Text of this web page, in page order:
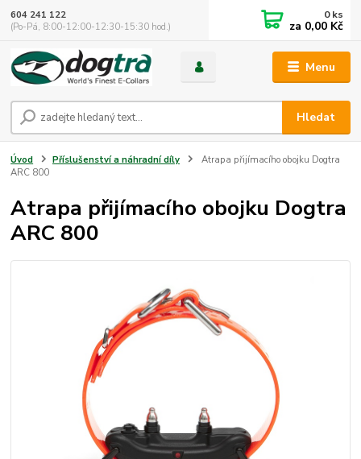
Menu
Hledat
604 241 122
(Po-Pá, 8:00-12:00-12:30-15:30 hod.)
0ks
za 0,00 Kč
Úvod Příslušenství a náhradní díly
Atrapa přijímacího obojku Dogtra
ARC 800
Atrapa přijímacího obojku Dogtra
ARC 800